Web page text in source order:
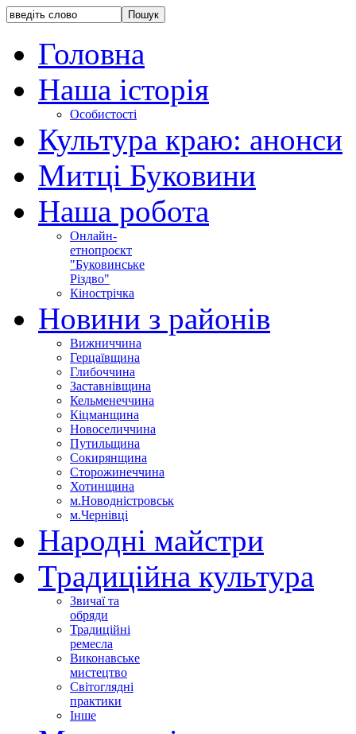
Головна
Наша історія
Особистості
Культура краю: анонси
Митці Буковини
Наша робота
Онлайн-
етнопроєкт
"Буковинське
Різдво"
Кінострічка
Новини з районів
Вижниччина
Герцаївщина
Глибоччина
Заставнівщина
Кельменеччина
Кіцманщина
Новоселиччина
Путильщина
Сокирянщина
Сторожинеччина
Хотинщина
м.Новодністровськ
м.Чернівці
Народні майстри
Традиційна культура
Звичаї та
обряди
Традиційні
ремесла
Виконавське
мистецтво
Світоглядні
практики
Інше